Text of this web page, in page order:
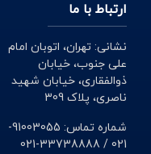
ارتباط با ما
نشانی: تهران، اتوبان امام
علی جنوب، خیابان
ذوالفقاری، خیابان شهید
ناصری، پلاک 309
شماره تماس: 91003055-
021 / 33738888-021